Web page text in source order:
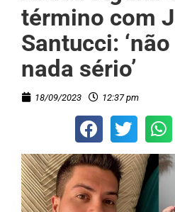
término com
Santucci:
nada sério’
18/09/2023 12:37 pm